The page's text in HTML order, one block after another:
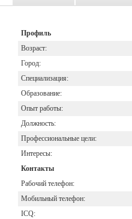
Профиль
Возраст:
Город:
Специализация:
Образование:
Опыт работы:
Должность:
Профессиональные цели:
Интересы:
Контакты
Рабочий телефон:
Мобильный телефон:
ICQ: